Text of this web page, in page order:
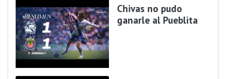
Chivas no pudo
ganarle al Pueblita